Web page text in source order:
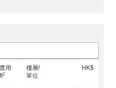
實用
ft2
樓層/
單位
HK$